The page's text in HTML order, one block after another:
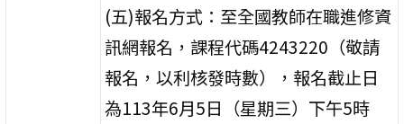
(五)報名方式：至全國教師在職進修資
訊網報名，課程代碼4243220（敬請
報名，以利核發時數），報名截止日
為113年6月5日（星期三）下午5時